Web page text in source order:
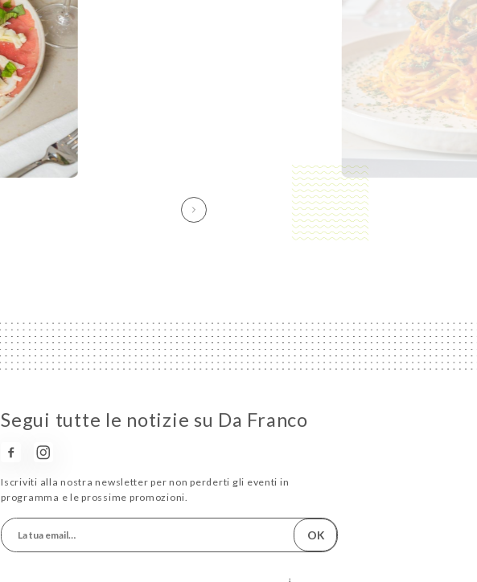
Segui tutte le notizie su Da Franco
Iscriviti alla nostra newsletter per non perderti gli eventi in
programma e le prossime promozioni.
OK